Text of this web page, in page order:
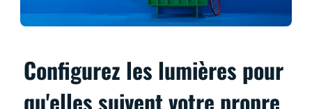
Configurez les lumières pour
qu'elles suivent votre propre